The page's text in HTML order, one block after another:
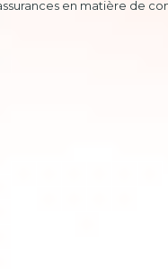
en matière de